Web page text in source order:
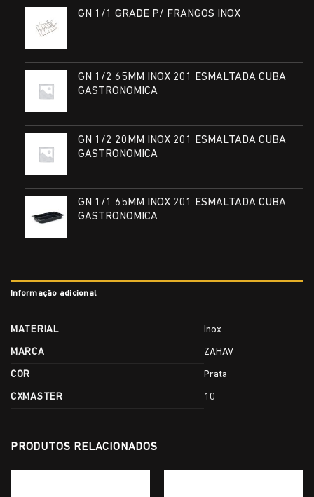
GN 1/1 GRADE P/ FRANGOS INOX
GN 1/2 65MM INOX 201 ESMALTADA CUBA
GASTRONOMICA
GN 1/2 20MM INOX 201 ESMALTADA CUBA
GASTRONOMICA
GN 1/1 65MM INOX 201 ESMALTADA CUBA
GASTRONOMICA
Informação adicional
MATERIAL Inox
MARCA ZAHAV
COR Prata
CXMASTER 10
PRODUTOS RELACIONADOS